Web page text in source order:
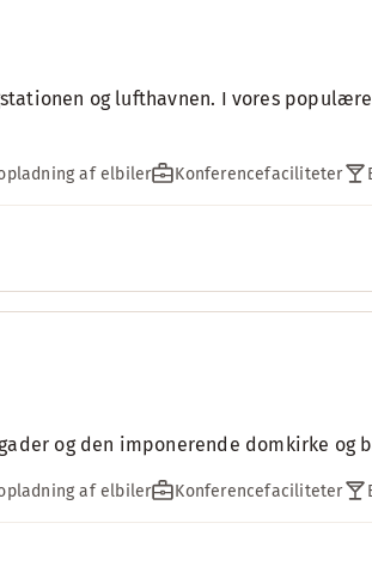
og lufthavnen. I vores
af elbiler Konferencefaciliteter
og den imponerende domkirke og
af elbiler Konferencefaciliteter